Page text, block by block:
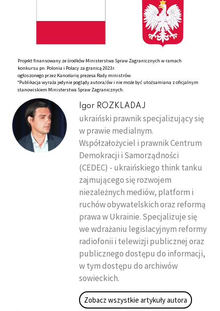
Projekt finansowany ze środków Ministerstwa Spraw Zagranicznych w ramach
konkursu pn. Polonia i Polacy za granicą 2023r.
ogłoszonego przez Kancelarię prezesa Rady ministrów.
*Publikacja wyraża jedynie poglądy autora/ów i nie może być utożsamiana z oficjalnym
stanowiskiem Ministerstwa Spraw Zagranicznych.
Igor ROZKLADAJ
ukraiński prawnik specjalizujący się
w prawie medialnym.
Współzałożyciel i prawnik Centrum
Demokracji i Samorządności
(CEDEC) - ukraińskiego think tanku
zajmującego się rozwojem
niezależnych mediów, platform i
ruchów obywatelskich oraz reformą
prawa w Ukrainie. Specjalizuje się
we wdrażaniu legislacyjnym reformy
radiofonii i telewizji publicznej oraz
publicznego dostępu do informacji,
w tym dostępu do archiwów
sowieckich.
Zobacz wszystkie artykuły autora